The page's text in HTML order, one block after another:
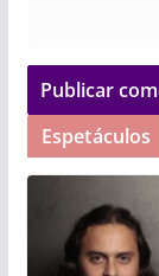
Espetáculos